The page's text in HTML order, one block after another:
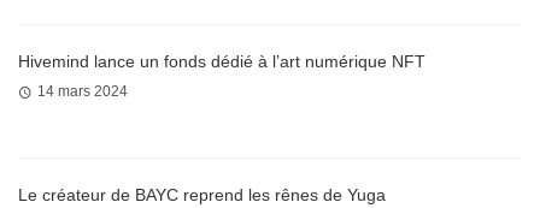
Hivemind lance un fonds dédié à l’art numérique NFT
14 mars 2024
Le créateur de BAYC reprend les rênes de Yuga